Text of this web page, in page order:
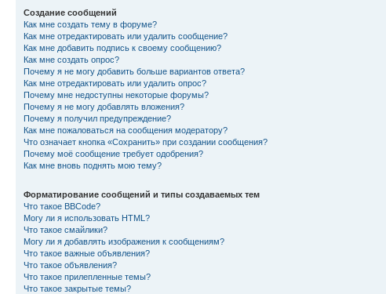
Создание сообщений
Как мне создать тему в форуме?
Как мне отредактировать или удалить сообщение?
Как мне добавить подпись к своему сообщению?
Как мне создать опрос?
Почему я не могу добавить больше вариантов ответа?
Как мне отредактировать или удалить опрос?
Почему мне недоступны некоторые форумы?
Почему я не могу добавлять вложения?
Почему я получил предупреждение?
Как мне пожаловаться на сообщения модератору?
Что означает кнопка «Сохранить» при создании сообщения?
Почему моё сообщение требует одобрения?
Как мне вновь поднять мою тему?
Форматирование сообщений и типы создаваемых тем
Что такое BBCode?
Могу ли я использовать HTML?
Что такое смайлики?
Могу ли я добавлять изображения к сообщениям?
Что такое важные объявления?
Что такое объявления?
Что такое прилепленные темы?
Что такое закрытые темы?